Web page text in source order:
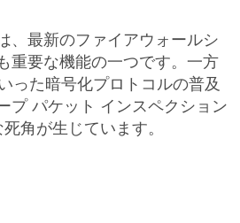
、最新のファイアウォールシ
重要な機能の一つです。一方
った暗号化プロトコルの普及
プ パケット インスペクション
角が生じています。